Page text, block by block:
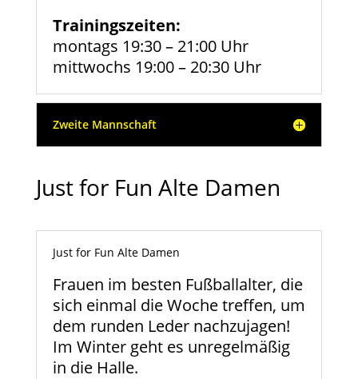
Trainingszeiten:
montags 19:30 – 21:00 Uhr
mittwochs 19:00 – 20:30 Uhr
Zweite Mannschaft
Just for Fun Alte Damen
Just for Fun Alte Damen
Frauen im besten Fußballalter, die
sich einmal die Woche treffen, um
dem runden Leder nachzujagen!
Im Winter geht es unregelmäßig
in die Halle.